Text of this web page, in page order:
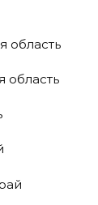
область
область